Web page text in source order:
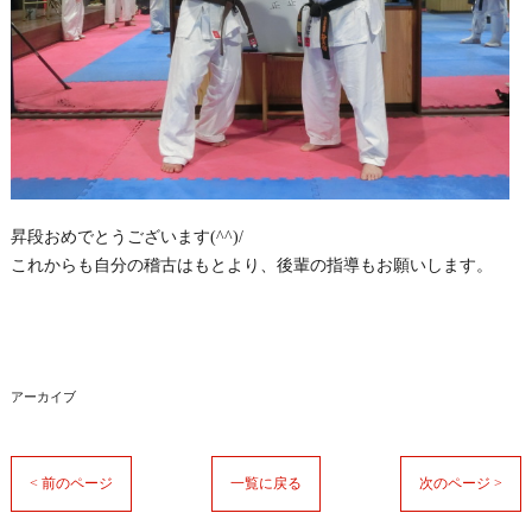
昇段おめでとうございます(^^)/
これからも自分の稽古はもとより、後輩の指導もお願いします。
アーカイブ
< 前のページ 一覧に戻る 次のページ >